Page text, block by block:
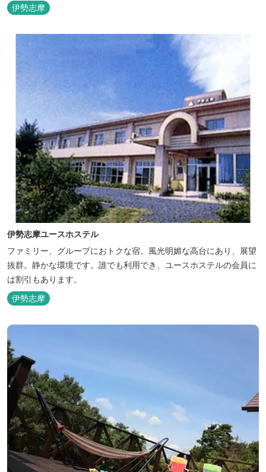
伊勢志摩
伊勢志摩ユースホステル
ファミリー、グループにおトクな宿。風光明媚な高台にあり、展望
抜群。静かな環境です。誰でも利用でき、ユースホステルの会員に
は割引もあります。
伊勢志摩